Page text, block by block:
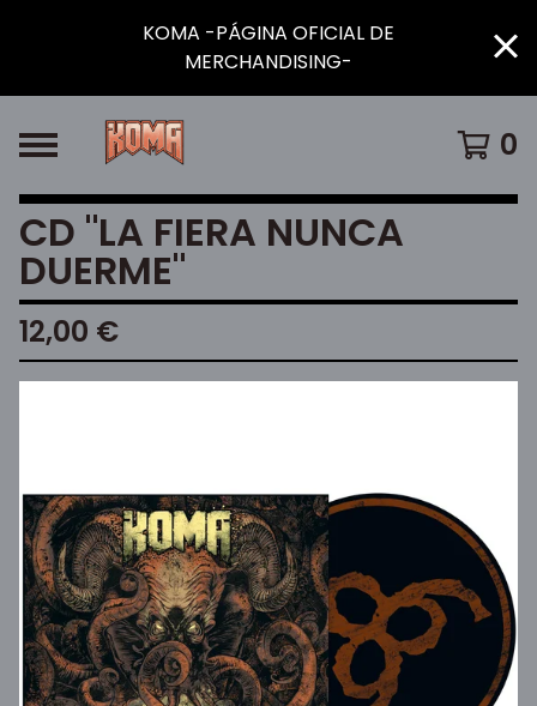
KOMA -PÁGINA OFICIAL DE
MERCHANDISING-
0
CD "LA FIERA NUNCA
DUERME"
12,00 €